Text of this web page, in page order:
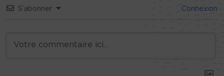
S’abonner Connexion